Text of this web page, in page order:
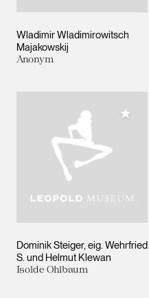
Wladimir Wladimirowitsch
Majakowskij
Anonym
Dominik Steiger, eig. Wehrfried
S. und Helmut Klewan
Isolde Ohlbaum